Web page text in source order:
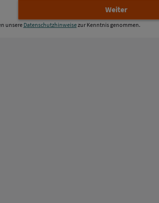
unsere Datenschutzhinweisezur Kenntnis genommen.